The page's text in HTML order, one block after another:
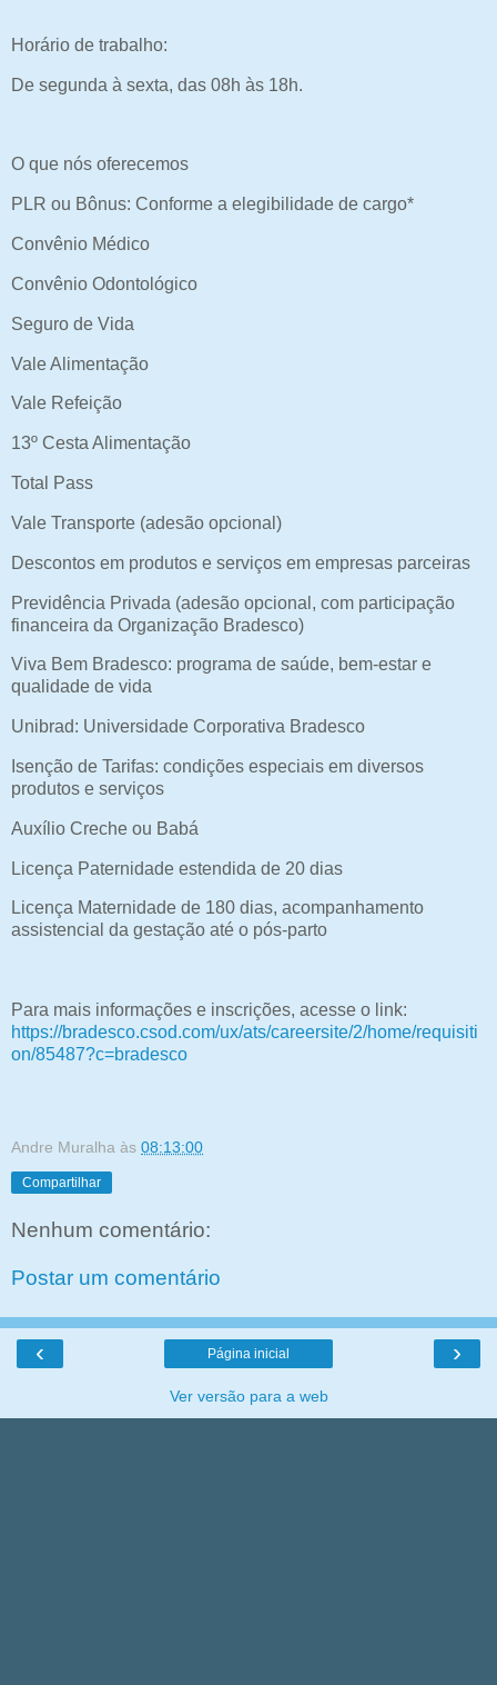
Horário de trabalho:
De segunda à sexta, das 08h às 18h.
O que nós oferecemos
PLR ou Bônus: Conforme a elegibilidade de cargo*
Convênio Médico
Convênio Odontológico
Seguro de Vida
Vale Alimentação
Vale Refeição
13º Cesta Alimentação
Total Pass
Vale Transporte (adesão opcional)
Descontos em produtos e serviços em empresas parceiras
Previdência Privada (adesão opcional, com participação
financeira da Organização Bradesco)
Viva Bem Bradesco: programa de saúde, bem-estar e
qualidade de vida
Unibrad: Universidade Corporativa Bradesco
Isenção de Tarifas: condições especiais em diversos
produtos e serviços
Auxílio Creche ou Babá
Licença Paternidade estendida de 20 dias
Licença Maternidade de 180 dias, acompanhamento
assistencial da gestação até o pós-parto
Para mais informações e inscrições, acesse o link:
https://bradesco.csod.com/ux/ats/careersite/2/home/requisiti
on/85487?c=bradesco
Andre Muralha às 08:13:00
Compartilhar
Nenhum comentário:
Postar um comentário
‹ ›
Página inicial
Ver versão para a web